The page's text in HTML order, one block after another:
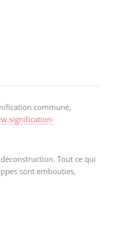
commune,
Tout ce qui
sont embouties,